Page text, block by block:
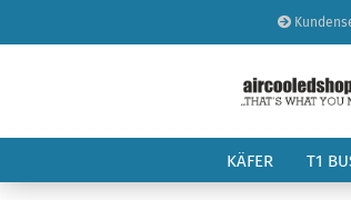
KÄFER T1